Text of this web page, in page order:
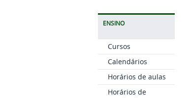
ENSINO
Cursos
Calendários
Horários de aulas
Horários de